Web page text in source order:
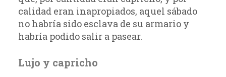
calidad eran inapropiados, aquel sábado
no habría sido esclava de su armario y
habría podido salir a pasear.
Lujo y capricho